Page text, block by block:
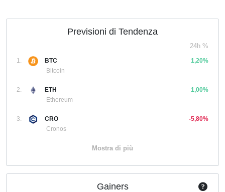
Previsioni di Tendenza
24h %
1.
BTC
Bitcoin
1,20%
2.
ETH
Ethereum
1,00%
3.
CRO
Cronos
-5,80%
Mostra di più
Gainers